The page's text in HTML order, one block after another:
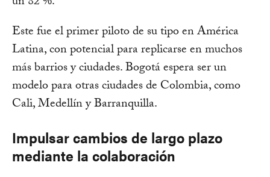
Este fue el primer piloto de su tipo en América
Latina, con potencial para replicarse en muchos
más barrios y ciudades. Bogotá espera ser un
modelo para otras ciudades de Colombia, como
Cali, Medellín y Barranquilla.
Impulsar cambios de largo plazo
mediante la colaboración